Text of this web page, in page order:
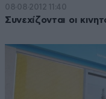
08·08·2012 11:40
Συνεχίζονται οι